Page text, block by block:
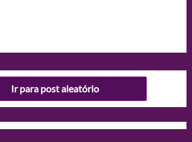
Ir para post aleatório